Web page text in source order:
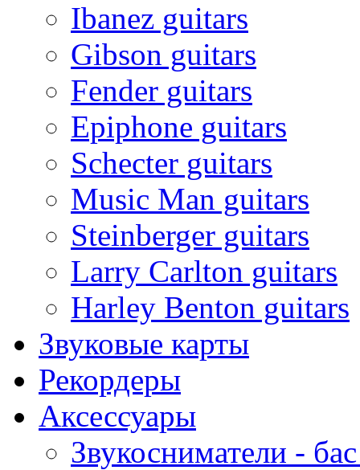
Ibanez guitars
Gibson guitars
Fender guitars
Epiphone guitars
Schecter guitars
Music Man guitars
Steinberger guitars
Larry Carlton guitars
Harley Benton guitars
Звуковые карты
Рекордеры
Аксессуары
Звукосниматели -